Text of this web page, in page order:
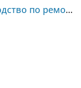
Audi 80 / 90 (1986-1991) Руководство по ремонту и техническому обслуживанию